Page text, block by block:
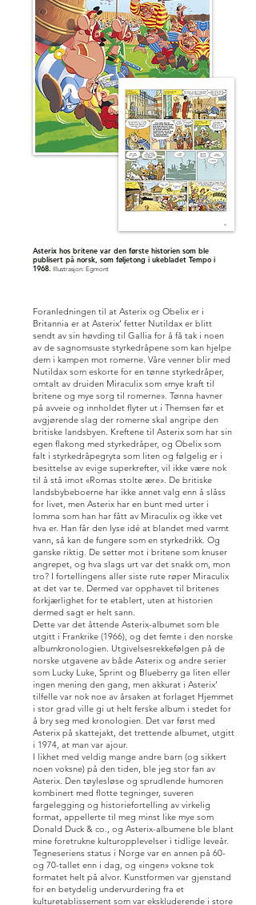
Asterix hos britene var den første historien som ble
publisert på norsk, som føljetong i ukebladet Tempo i
1968. Illustrasjon: Egmont
Foranledningen til at Asterix og Obelix er i
Britannia er at Asterix’ fetter Nutildax er blitt
sendt av sin høvding til Gallia for å få tak i noen
av de sagnomsuste styrkedråpene som kan hjelpe
dem i kampen mot romerne. Våre venner blir med
Nutildax som eskorte for en tønne styrkedråper,
omtalt av druiden Miraculix som «mye kraft til
britene og mye sorg til romerne». Tønna havner
på avveie og innholdet flyter ut i Themsen før et
avgjørende slag der romerne skal angripe den
britiske landsbyen. Kreftene til Asterix som har sin
egen flakong med styrkedråper, og Obelix som
falt i styrkedråpegryta som liten og følgelig er i
besittelse av evige superkrefter, vil ikke være nok
til å stå imot «Romas stolte ære». De britiske
landsbybeboerne har ikke annet valg enn å slåss
for livet, men Asterix har en bunt med urter i
lomma som han har fått av Miraculix og ikke vet
hva er. Han får den lyse idé at blandet med varmt
vann, så kan de fungere som en styrkedrikk. Og
ganske riktig. De setter mot i britene som knuser
angrepet, og hva slags urt var det snakk om, mon
tro? I fortellingens aller siste rute røper Miraculix
at det var te. Dermed var opphavet til britenes
forkjærlighet for te etablert, uten at historien
dermed sagt er helt sann.
Dette var det åttende Asterix-albumet som ble
utgitt i Frankrike (1966), og det femte i den norske
albumkronologien. Utgivelsesrekkefølgen på de
norske utgavene av både Asterix og andre serier
som Lucky Luke, Sprint og Blueberry ga liten eller
ingen mening den gang, men akkurat i Asterix’
tilfelle var nok noe av årsaken at forlaget Hjemmet
i stor grad ville gi ut helt ferske album i stedet for
å bry seg med kronologien. Det var først med
Asterix på skattejakt, det trettende albumet, utgitt
i 1974, at man var ajour.
I likhet med veldig mange andre barn (og sikkert
noen voksne) på den tiden, ble jeg stor fan av
Asterix. Den tøylesløse og sprudlende humoren
kombinert med flotte tegninger, suveren
fargelegging og historiefortelling av virkelig
format, appellerte til meg minst like mye som
Donald Duck & co., og Asterix-albumene ble blant
mine foretrukne kulturopplevelser i tidlige leveår.
Tegneseriens status i Norge var en annen på 60-
og 70-tallet enn i dag, og «ingen» voksne tok
formatet helt på alvor. Kunstformen var gjenstand
for en betydelig undervurdering fra et
kulturetablissement som var ekskluderende i store